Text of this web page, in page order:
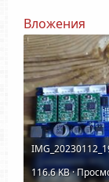
Вложения
116.6 KB ·